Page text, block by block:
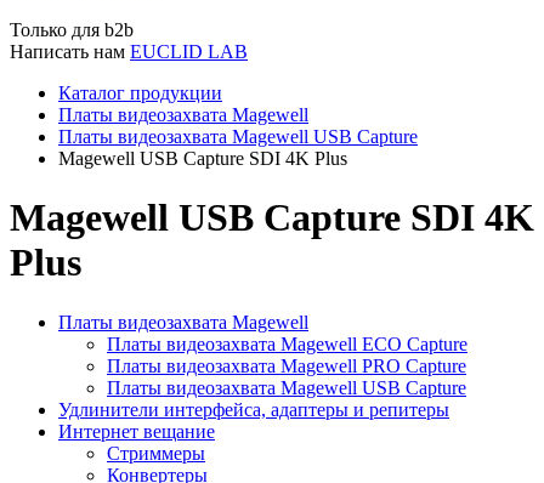
Только для b2b
Написать нам EUCLID LAB
Каталог продукции
Платы видеозахвата Magewell
Платы видеозахвата Magewell USB Capture
Magewell USB Capture SDI 4K Plus
Magewell USB Capture SDI 4K
Plus
Платы видеозахвата Magewell
Платы видеозахвата Magewell ECO Capture
Платы видеозахвата Magewell PRO Capture
Платы видеозахвата Magewell USB Capture
Удлинители интерфейса, адаптеры и репитеры
Интернет вещание
Стриммеры
Конвертеры